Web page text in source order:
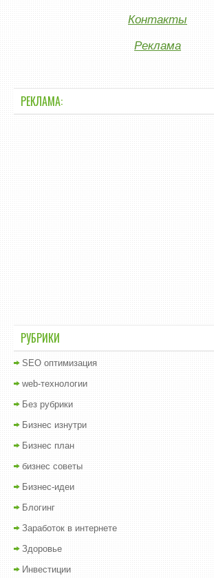
Контакты
Реклама
РЕКЛАМА:
РУБРИКИ
SEO оптимизация
web-технологии
Без рубрики
Бизнес изнутри
Бизнес план
бизнес советы
Бизнес-идеи
Блогинг
Заработок в интернете
Здоровье
Инвестиции